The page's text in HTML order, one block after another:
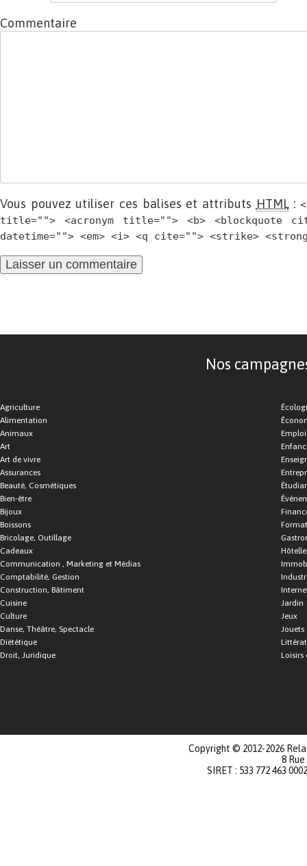
Commentaire
Vous pouvez utiliser ces balises et attributs HTML:
title=""> <acronym title=""> <b> <blockquote
datetime=""> <em> <i> <q cite=""> <strike>
Nos
Agriculture
Alimentation
Animaux
Art
Art de vivre
Assurances
Beauté, Cosmétiques
Bien-être
Bijoux
Boissons
Bricolage, Outillage
Cadeaux
Communication , Marketing et Médias
Comptabilité, Gestion
Construction, Bâtiment
Cuisine
Culture
Danse, Théâtre, Spectacle
Diététique
Droit, Juridique
Emploi
Jardin
Jeux
Jouets
Loisirs
Copyright © 2012-2026
8
SIRET : 533 772 463